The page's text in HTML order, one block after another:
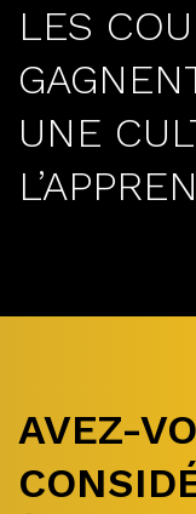
LES
UNE
AVEZ-